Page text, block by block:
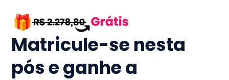
Matricule-se nesta
pós e ganhe a